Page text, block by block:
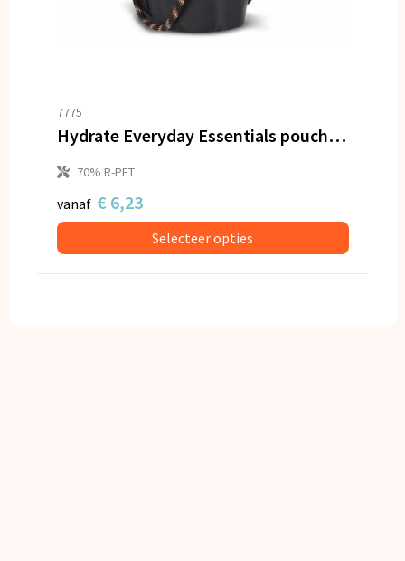
7775
Hydrate Everyday Essentials pouch met paracord draagkoord
70% R-PET
vanaf € 6,23
Selecteer opties